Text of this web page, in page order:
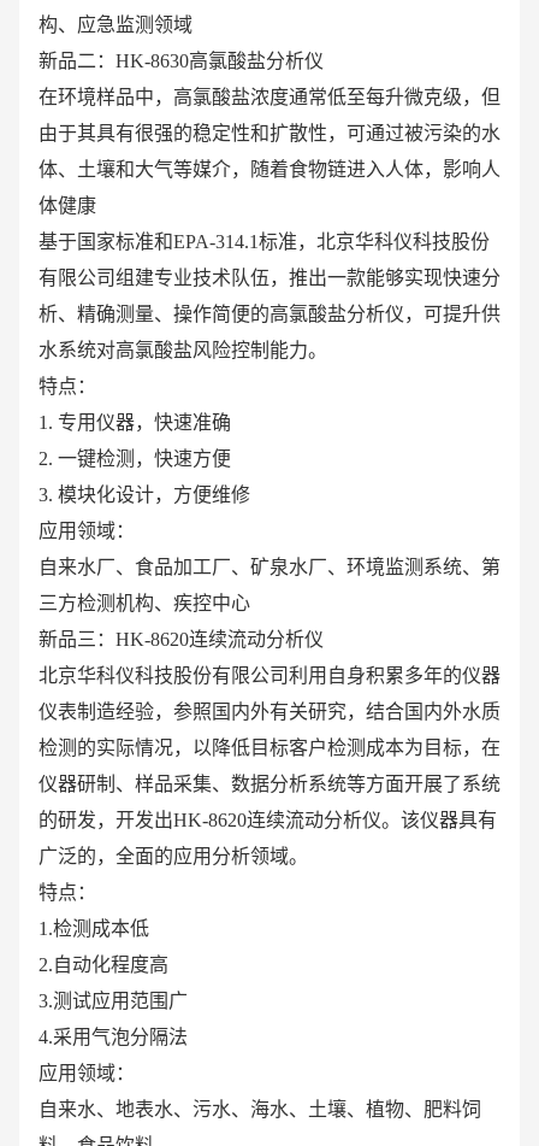
构、应急监测领域
新品二：HK-8630高氯酸盐分析仪
在环境样品中，高氯酸盐浓度通常低至每升微克级，但
由于其具有很强的稳定性和扩散性，可通过被污染的水
体、土壤和大气等媒介，随着食物链进入人体，影响人
体健康
基于国家标准和EPA-314.1标准，北京华科仪科技股份
有限公司组建专业技术队伍，推出一款能够实现快速分
析、精确测量、操作简便的高氯酸盐分析仪，可提升供
水系统对高氯酸盐风险控制能力。
特点：
1. 专用仪器，快速准确
2. 一键检测，快速方便
3. 模块化设计，方便维修
应用领域：
自来水厂、食品加工厂、矿泉水厂、环境监测系统、第
三方检测机构、疾控中心
新品三：HK-8620连续流动分析仪
北京华科仪科技股份有限公司利用自身积累多年的仪器
仪表制造经验，参照国内外有关研究，结合国内外水质
检测的实际情况，以降低目标客户检测成本为目标，在
仪器研制、样品采集、数据分析系统等方面开展了系统
的研发，开发出HK-8620连续流动分析仪。该仪器具有
广泛的，全面的应用分析领域。
特点：
1.检测成本低
2.自动化程度高
3.测试应用范围广
4.采用气泡分隔法
应用领域：
自来水、地表水、污水、海水、土壤、植物、肥料饲